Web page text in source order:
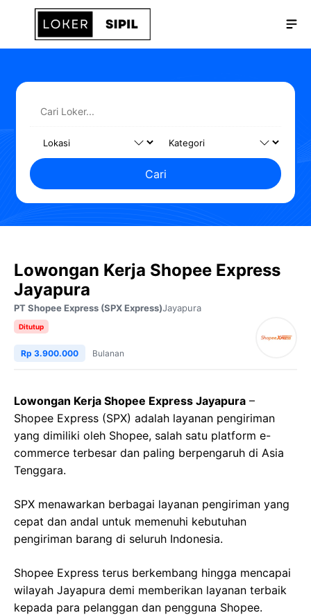
Langsung
Cari
Lowongan Kerja Shopee Express
Jayapura
PT Shopee Express (SPX Express)Jayapura
Ditutup
Rp 3.900.000 Bulanan
Lowongan Kerja Shopee Express Jayapura –
Shopee Express (SPX) adalah layanan pengiriman
yang dimiliki oleh Shopee, salah satu platform e-
commerce terbesar dan paling berpengaruh di Asia
Tenggara.
SPX menawarkan berbagai layanan pengiriman yang
cepat dan andal untuk memenuhi kebutuhan
pengiriman barang di seluruh Indonesia.
Shopee Express terus berkembang hingga mencapai
wilayah Jayapura demi memberikan layanan terbaik
kepada para pelanggan dan pengguna Shopee.